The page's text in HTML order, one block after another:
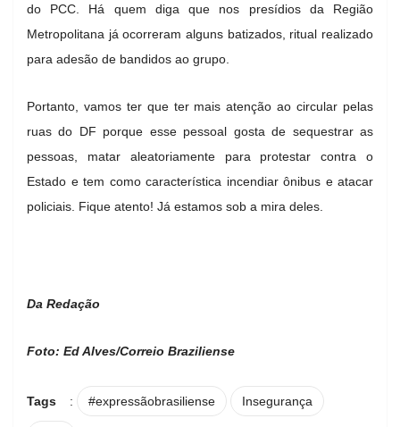
do PCC. Há quem diga que nos presídios da Região
Metropolitana já ocorreram alguns batizados, ritual realizado
para adesão de bandidos ao grupo.
Portanto, vamos ter que ter mais atenção ao circular pelas
ruas do DF porque esse pessoal gosta de sequestrar as
pessoas, matar aleatoriamente para protestar contra o
Estado e tem como característica incendiar ônibus e atacar
policiais. Fique atento! Já estamos sob a mira deles.
Da Redação
Foto: Ed Alves/Correio Braziliense
Tags : #expressãobrasiliense Insegurança